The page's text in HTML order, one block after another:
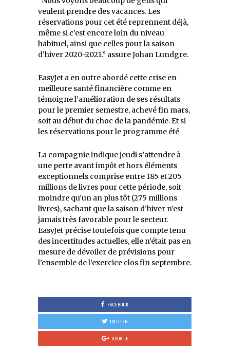
veulent prendre des vacances. Les
réservations pour cet été reprennent déjà,
même si c’est encore loin du niveau
habituel, ainsi que celles pour la saison
d’hiver 2020-2021.” assure Johan Lundgre.
EasyJet a en outre abordé cette crise en
meilleure santé financière comme en
témoigne l’amélioration de ses résultats
pour le premier semestre, achevé fin mars,
soit au début du choc de la pandémie. Et si
les réservations pour le programme été
La compagnie indique jeudi s’attendre à
une perte avant impôt et hors éléments
exceptionnels comprise entre 185 et 205
millions de livres pour cette période, soit
moindre qu’un an plus tôt (275 millions
livres), sachant que la saison d’hiver n’est
jamais très favorable pour le secteur.
EasyJet précise toutefois que compte tenu
des incertitudes actuelles, elle n’était pas en
mesure de dévoiler de prévisions pour
l’ensemble de l’exercice clos fin septembre.
FACEBOOK
TWITTER
GOOGLE